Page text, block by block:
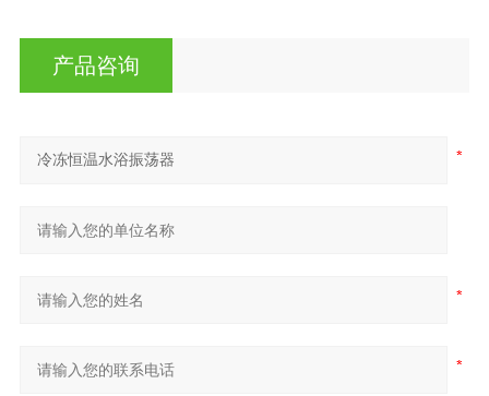
产品咨询